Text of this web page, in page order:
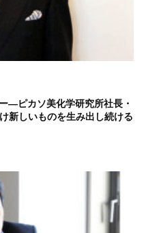
―ピカソ美化学研究所社長・
新しいものを生み出し続ける